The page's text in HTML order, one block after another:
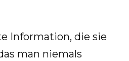
Information, die sie
man niemals